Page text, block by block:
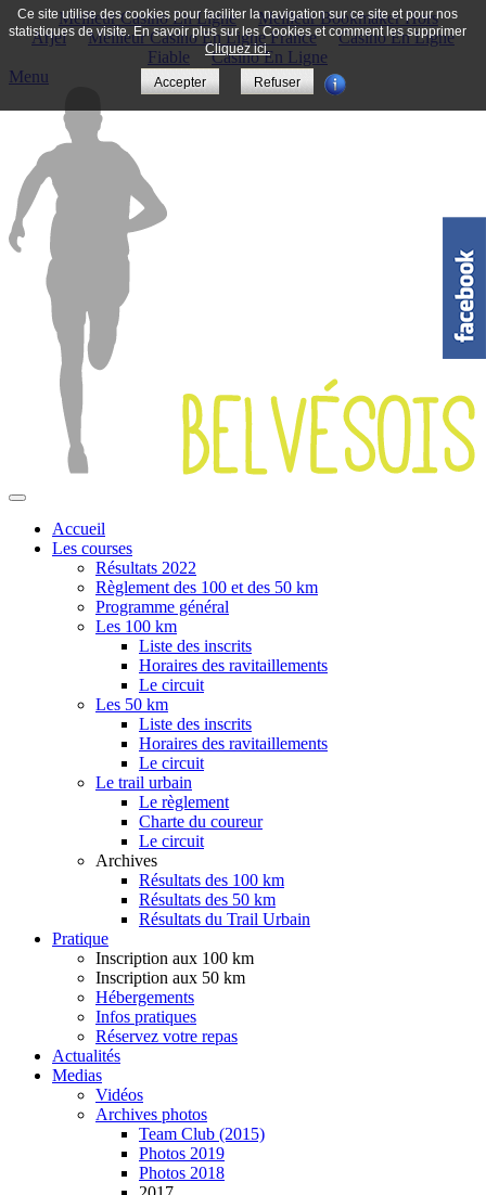
Meilleur Casino En Ligne
Meilleur Bookmaker Hors
Arjel
Meilleur Casino En Ligne France
Casino En Ligne
Fiable
Casino En Ligne
Menu
Accueil
Les courses
Résultats 2022
Règlement des 100 et des 50 km
Programme général
Les 100 km
Liste des inscrits
Horaires des ravitaillements
Le circuit
Les 50 km
Liste des inscrits
Horaires des ravitaillements
Le circuit
Le trail urbain
Le règlement
Charte du coureur
Le circuit
Archives
Résultats des 100 km
Résultats des 50 km
Résultats du Trail Urbain
Pratique
Inscription aux 100 km
Inscription aux 50 km
Hébergements
Infos pratiques
Réservez votre repas
Actualités
Medias
Vidéos
Archives photos
Team Club (2015)
Photos 2019
Photos 2018
Ce site utilise des cookies pour faciliter la navigation sur ce site et pour nos
statistiques de visite. En savoir plus sur les Cookies et comment les supprimer
Cliquez ici.
Accepter Refuser